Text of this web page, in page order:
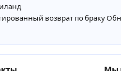
возврат по браку